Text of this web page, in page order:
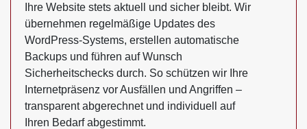
Ihre Website stets aktuell und sicher bleibt. Wir
übernehmen regelmäßige Updates des
WordPress-Systems, erstellen automatische
Backups und führen auf Wunsch
Sicherheitschecks durch. So schützen wir Ihre
Internetpräsenz vor Ausfällen und Angriffen –
transparent abgerechnet und individuell auf
Ihren Bedarf abgestimmt.